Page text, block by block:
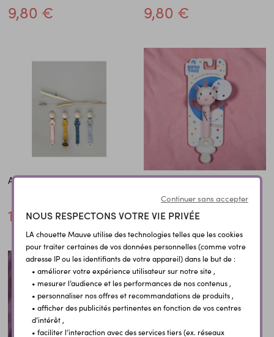
9,80 € 9,80 €
Attache tétine Teddy
18,90 €
Attache tétine Bamboo
9,00 €
Continuer sans accepter
NOUS RESPECTONS VOTRE VIE PRIVÉE
LA chouette Mauve utilise des technologies telles que les cookies
pour traiter certaines de vos données personnelles (comme votre
adresse IP ou les identifiants de votre appareil) dans le but de :
• améliorer votre expérience utilisateur sur notre site ,
• mesurer l’audience et les performances de nos contenus ,
• personnaliser nos offres et recommandations de produits ,
• afficher des publicités pertinentes en fonction de vos centres
d’intérêt ,
• faciliter l’interaction avec des services tiers (ex. réseaux